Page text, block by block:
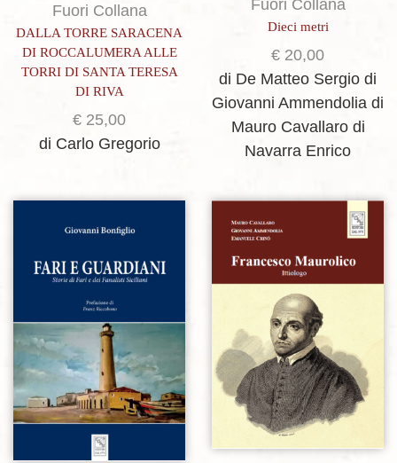
Fuori Collana
DALLA TORRE SARACENA
DI ROCCALUMERA ALLE
TORRI DI SANTA TERESA
DI RIVA
€ 25,00
di Carlo Gregorio
Fuori Collana
Dieci metri
€ 20,00
di De Matteo Sergio di
Giovanni Ammendolia di
Mauro Cavallaro di
Navarra Enrico
Aggiungi alla lista dei desideri Aggiungi alla lista dei desideri